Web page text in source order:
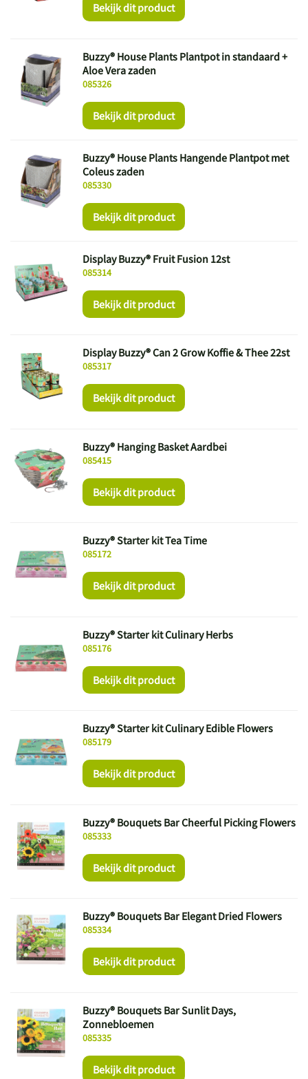
Bekijk dit product
085326
Buzzy® House Plants Plantpot in standaard +
Aloe Vera zaden
Bekijk dit product
085330
Buzzy® House Plants Hangende Plantpot met
Coleus zaden
Bekijk dit product
085314
Display Buzzy® Fruit Fusion 12st
Bekijk dit product
085317
Display Buzzy® Can 2 Grow Koffie & Thee 22st
Bekijk dit product
085415
Buzzy® Hanging Basket Aardbei
Bekijk dit product
085172
Buzzy® Starter kit Tea Time
Bekijk dit product
085176
Buzzy® Starter kit Culinary Herbs
Bekijk dit product
085179
Buzzy® Starter kit Culinary Edible Flowers
Bekijk dit product
085333
Buzzy® Bouquets Bar Cheerful Picking Flowers
Bekijk dit product
085334
Buzzy® Bouquets Bar Elegant Dried Flowers
Bekijk dit product
085335
Buzzy® Bouquets Bar Sunlit Days,
Zonnebloemen
Bekijk dit product